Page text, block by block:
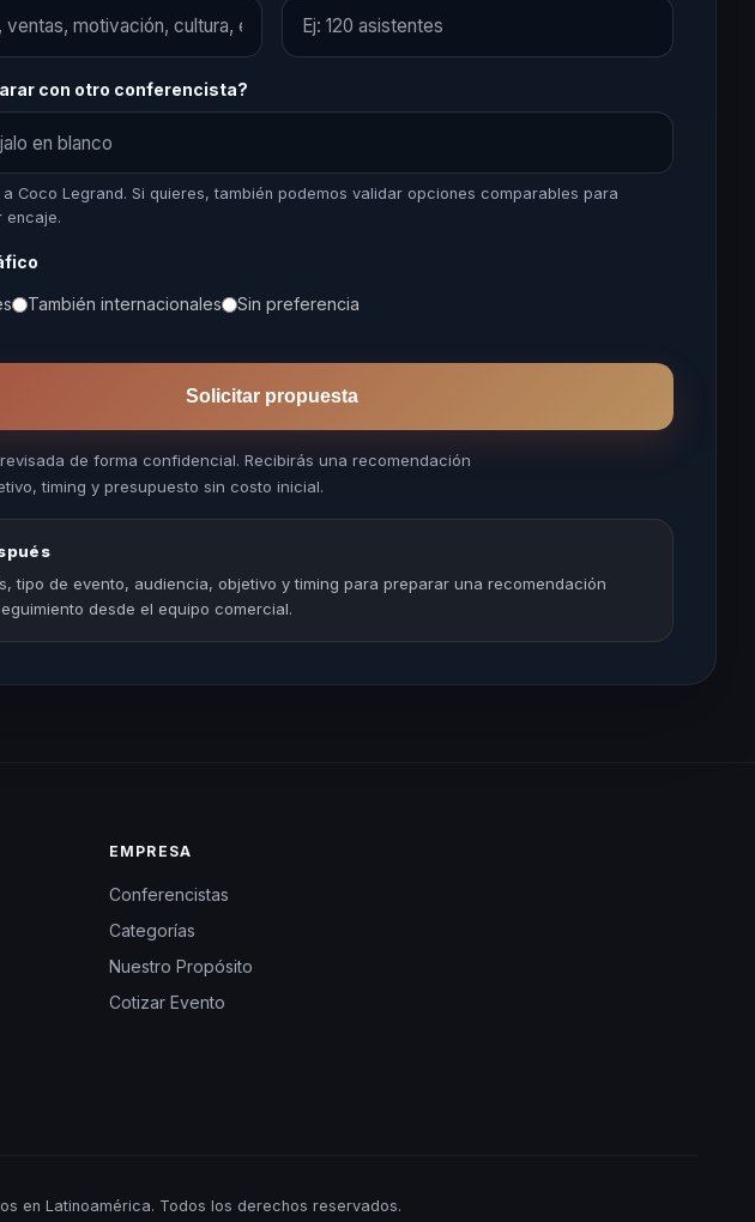
con otro conferencista?
Coco Legrand. Si quieres, también podemos validar opciones comparables para
encaje.
También internacionales Sin preferencia
Solicitar propuesta
de forma confidencial. Recibirás una recomendación
timing y presupuesto sin costo inicial.
tipo de evento, audiencia, objetivo y timing para preparar una recomendación
desde el equipo comercial.
EMPRESA
Conferencistas
Categorías
Nuestro Propósito
Cotizar Evento
en Latinoamérica. Todos los derechos reservados.